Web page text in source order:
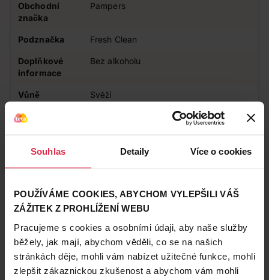
Souhlas Detaily Více o cookies
POUŽÍVÁME COOKIES, ABYCHOM VYLEPŠILI VÁŠ
ZÁŽITEK Z PROHLÍŽENÍ WEBU
Pracujeme s cookies a osobními údaji, aby naše služby
běžely, jak mají, abychom věděli, co se na našich
stránkách děje, mohli vám nabízet užitečné funkce, mohli
zlepšit zákaznickou zkušenost a abychom vám mohli
Obchodní
značka
Pampers
Podznačka Fresh Clean
Doplňkové
informace
Bez alkoholu
Vůně Svěží
Působení
Zákazníci také často nakupují